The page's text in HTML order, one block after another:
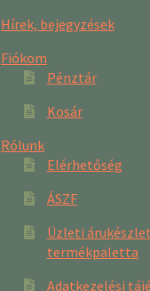
Hírek, bejegyzések
Fiókom
Pénztár
Kosár
Rólunk
Elérhetőség
ÁSZF
Üzleti
termékpaletta
Adatkezelési